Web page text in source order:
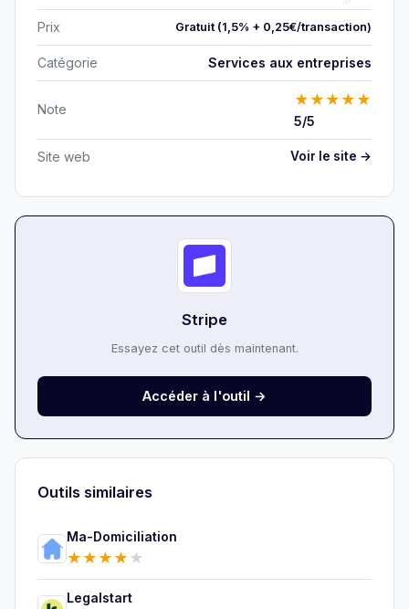
Prix Gratuit (1,5% + 0,25€/transaction)
Catégorie Services aux entreprises
Note
★ ★ ★ ★ ★
5/5
Site web Voir le site →
Stripe
Essayez cet outil dès maintenant.
Accéder à l'outil →
Outils similaires
Ma-Domiciliation
★ ★ ★ ★ ★
Legalstart